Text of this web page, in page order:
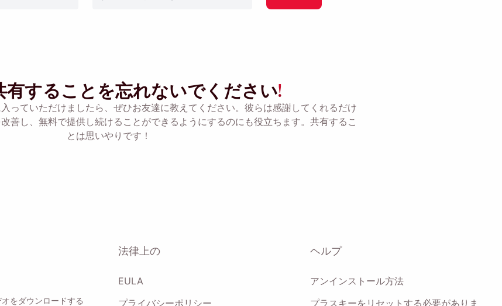
有することを忘れないでください!
っていただけましたら、ぜひお友達に教えてください。彼らは感謝してくれるだけ
善し、無料で提供し続けることができるようにするのにも役立ちます。共有するこ
とは思いやりです！
をダウンロードする
法律上の
EULA
プライバシーポリシー
ヘルプ
アンインストール方法
プラスキーをリセットする必要がありま
送信